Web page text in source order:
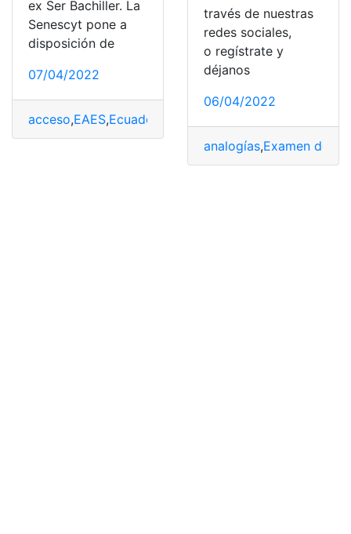
ex Ser Bachiller. La
Senescyt pone a
disposición de
07/04/2022
acceso,EAES,Ecuador
través de nuestras
redes sociales,
o regístrate y
déjanos
06/04/2022
analogías,Examen de